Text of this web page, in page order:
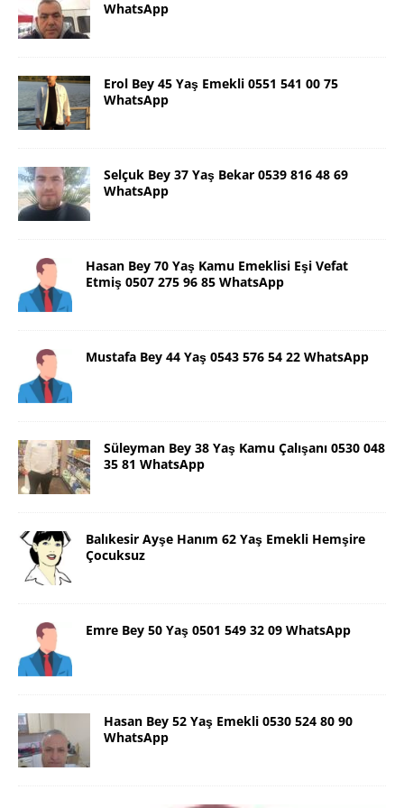
WhatsApp
Erol Bey 45 Yaş Emekli 0551 541 00 75
WhatsApp
Selçuk Bey 37 Yaş Bekar 0539 816 48 69
WhatsApp
Hasan Bey 70 Yaş Kamu Emeklisi Eşi Vefat
Etmiş 0507 275 96 85 WhatsApp
Mustafa Bey 44 Yaş 0543 576 54 22 WhatsApp
Süleyman Bey 38 Yaş Kamu Çalışanı 0530 048
35 81 WhatsApp
Balıkesir Ayşe Hanım 62 Yaş Emekli Hemşire
Çocuksuz
Emre Bey 50 Yaş 0501 549 32 09 WhatsApp
Hasan Bey 52 Yaş Emekli 0530 524 80 90
WhatsApp